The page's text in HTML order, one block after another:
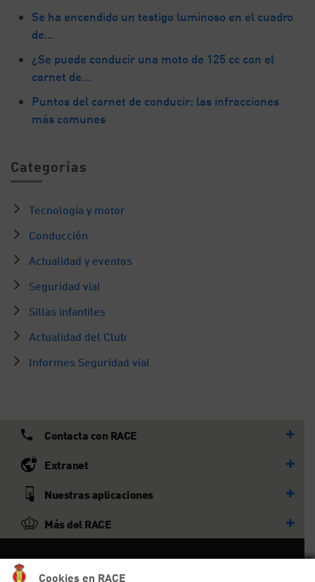
Cookies en RACE
Se ha encendido un testigo luminoso en el cuadro
de…
¿Se puede conducir una moto de 125 cc con el
carnet de…
Puntos del carnet de conducir: las infracciones
más comunes
Categorías
Tecnología y motor
Conducción
Actualidad y eventos
Seguridad vial
Sillas infantiles
Actualidad del Club
Informes Seguridad vial
Contacta con RACE
Extranet
Nuestras aplicaciones
Más del RACE
Todos los derechos reservados